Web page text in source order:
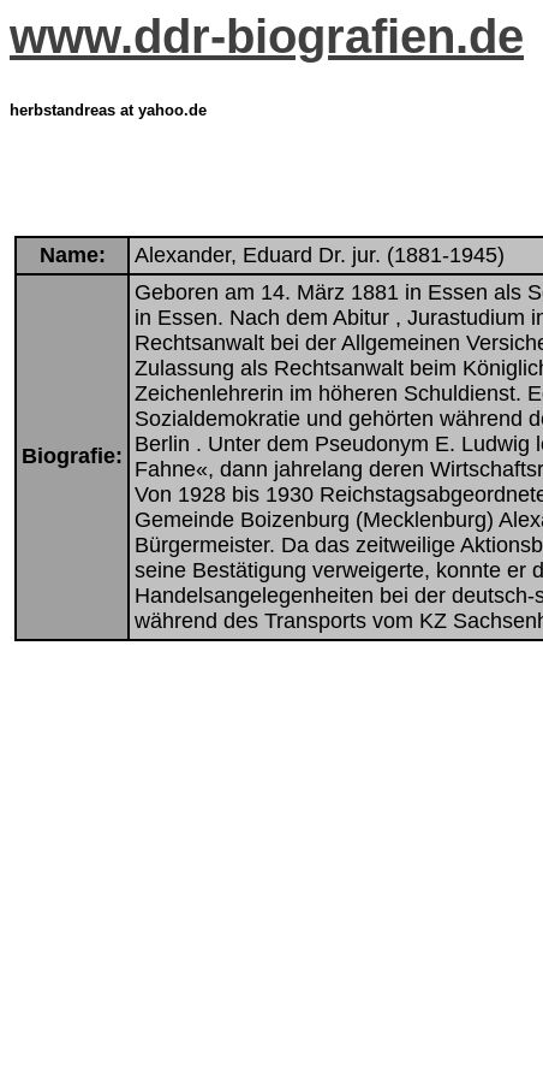
www.ddr-biografien.de
herbstandreas at yahoo.de
Name: Alexander, Eduard Dr. jur. (1881-1945)
Biografie:
Geboren am 14. März 1881 in Essen als
in Essen. Nach dem Abitur , Jurastudium
Rechtsanwalt bei der Allgemeinen
Zulassung als Rechtsanwalt beim
Zeichenlehrerin im höheren Schuldienst.
Sozialdemokratie und gehörten während
Berlin . Unter dem Pseudonym E.
Fahne«, dann jahrelang deren
Von 1928 bis 1930
Gemeinde Boizenburg (Mecklenburg)
Bürgermeister. Da das zeitweilige
seine Bestätigung verweigerte, konnte er
Handelsangelegenheiten bei der
während des Transports vom KZ